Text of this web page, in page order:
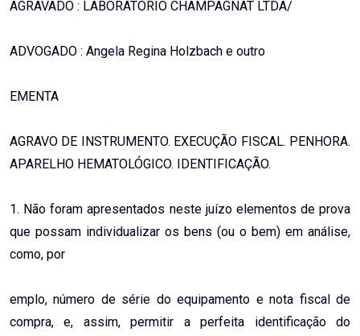
AGRAVADO : LABORATORIO CHAMPAGNAT LTDA/
ADVOGADO : Angela Regina Holzbach e outro
EMENTA
AGRAVO DE INSTRUMENTO. EXECUÇÃO FISCAL. PENHORA.
APARELHO HEMATOLÓGICO. IDENTIFICAÇÃO.
1. Não foram apresentados neste juízo elementos de prova
que possam individualizar os bens (ou o bem) em análise,
como, por
emplo, número de série do equipamento e nota fiscal de
compra, e, assim, permitir a perfeita identificação do